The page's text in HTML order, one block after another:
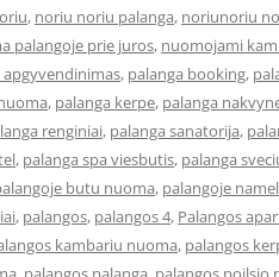
, noriu noriu palanga, noriunoriu
palangoje prie juros, nuomojami
apgyvendinimas, palanga booking,
, palanga kerpe, palanga
renginiai, palanga sanatorija,
, palanga spa viesbutis, palanga
butu nuoma, palangoje
, palangos, palangos 4, Palangos
kambariu nuoma, palangos